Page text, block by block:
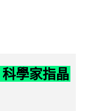
學家指晶